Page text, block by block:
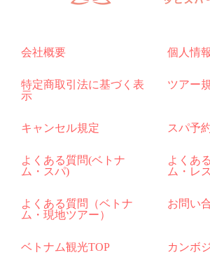
会社概要 個人情
特定商取引法に基づく表
示
ツアー
キャンセル規定 スパ予
よくある質問(ベトナ
ム・スパ)
よくあ
ム・レ
よくある質問（ベトナ
ム・現地ツアー）
お問い
ベトナム観光TOP カンボ